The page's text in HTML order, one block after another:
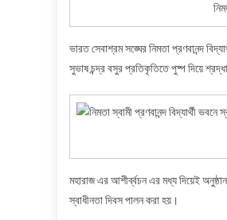
ভারত সেবাশ্রম সঙ্ঘের নিমতা প্রণবানন্দ
সুভাষ চন্দ্র বসুর প্রতিকৃতিতে পুষ্প দিয়ে
মহারাজ এর আশীর্ব্বচন এর মধ্য দিয়েই
স্বাধীনতা দিবস পালন করা হয়।